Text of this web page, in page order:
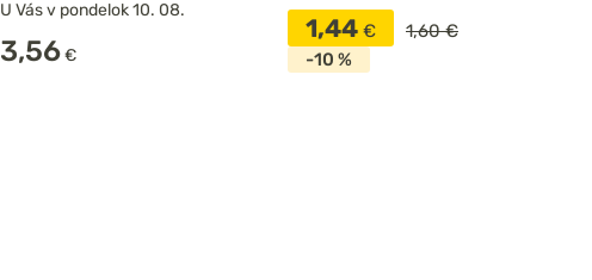
U Vás v pondelok 10. 08.
3,56€
1,44 €
1,60 €
-10 %